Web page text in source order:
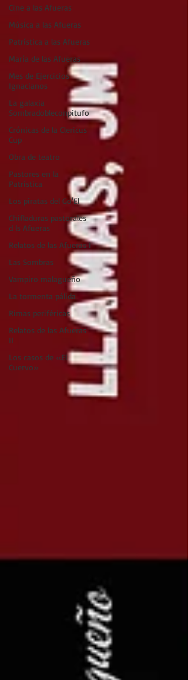
Cine a las Afueras
Música a las Afueras
Patrística a las Afueras
María de las Afueras
Mes de Ejercicios
Ignacianos
La galaxia
Sombradobleconpitufo
Crónicas de la Clericus
Cup
Obra de teatro
Pastores en la
Patrística
Los piratas del Go'El
Chifladuras pastorales
d ls Afueras
Relatos de las Afueras I
Las Sombras
Vampiro malagueño
La tormenta pálida
Rimas periféricas
Relatos de las Afueras
II
Los casos de «El
Cuervo»